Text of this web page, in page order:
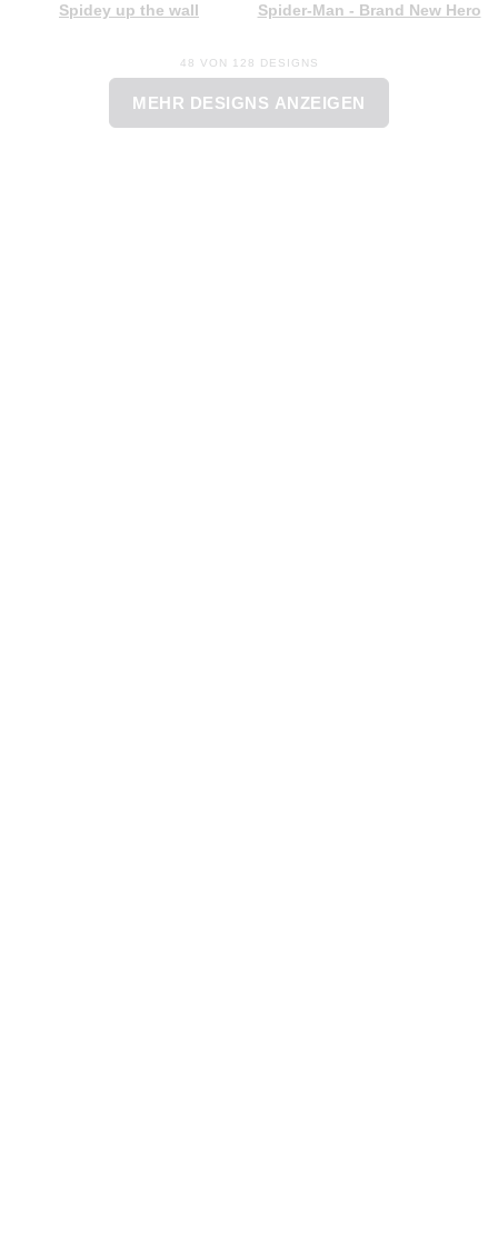
Spidey up the wall Spider-Man - Brand New Hero
48 VON 128 DESIGNS
MEHR DESIGNS ANZEIGEN